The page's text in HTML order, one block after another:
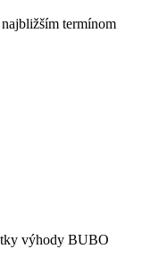
termínom
výhody BUBO